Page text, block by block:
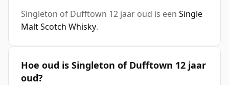
Singleton of Dufftown 12 jaar oud is een Single
Malt Scotch Whisky.
Hoe oud is Singleton of Dufftown 12 jaar
oud?